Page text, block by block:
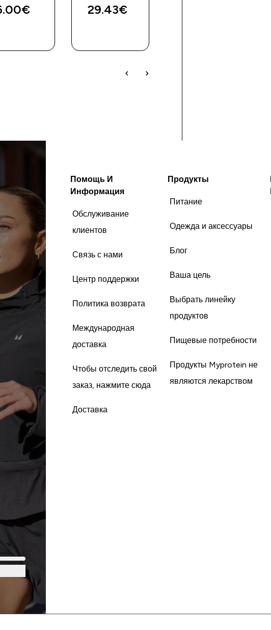
29.43€‎
Помощь И
Информация
Обслуживание
клиентов
Связь с нами
Центр поддержки
Политика возврата
Международная
доставка
Чтобы отследить свой
заказ, нажмите сюда
Доставка
Продукты
Питание
Одежда и аксессуары
Блог
Ваша цель
Выбрать линейку
продуктов
Пищевые потребности
Продукты Myprotein не
являются лекарством